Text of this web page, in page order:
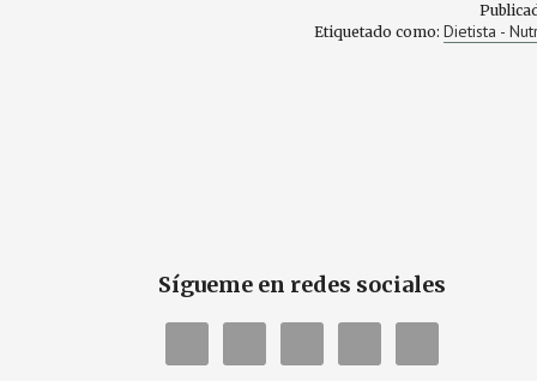
Etiquetado como: Dietista -
Sígueme en redes sociales